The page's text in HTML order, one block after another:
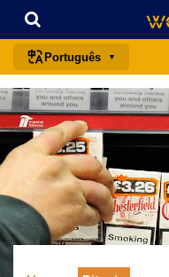
Português
português (BR)
english
español
français
italiano
deutsch